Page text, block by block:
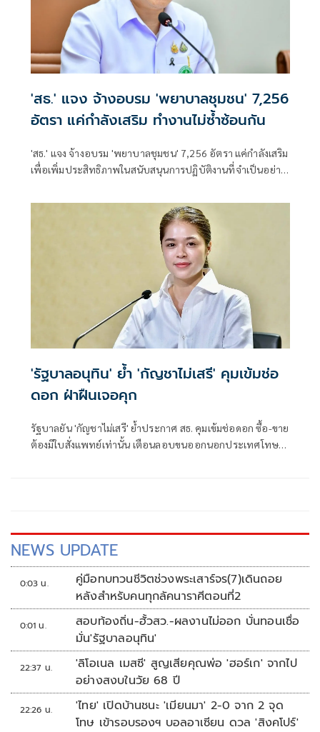
'สธ.' แจง จ้างอบรม 'พยาบาลชุมชน' 7,256
อัตรา แค่กำลังเสริม ทำงานไม่ซ้ำซ้อนกัน
'สธ.' แจง จ้างอบรม 'พยาบาลชุมชน' 7,256 อัตรา แค่กำลังเสริม
เพื่อเพิ่มประสิทธิภาพในสนับสนุนการปฏิบัติงานที่จำเป็นอย่าง
'รัฐบาลอนุทิน' ย้ำ 'กัญชาไม่เสรี' คุมเข้มช่อ
ดอก ฝ่าฝืนเจอคุก
รัฐบาลยัน 'กัญชาไม่เสรี' ย้ำประกาศ สธ. คุมเข้มช่อดอก ซื้อ-ขาย
ต้องมีใบสั่งแพทย์เท่านั้น เตือนลอบขนออกนอกประเทศโทษ
NEWS UPDATE
0:03 น.
คู่มือทบทวนชีวิตช่วงพระเสาร์จร(7)เดินถอย
หลังสำหรับคนทุกลัคนาราศีตอนที่2
0:01 น.
สอบท้องถิ่น-ฮั้วสว.-ผลงานไม่ออก บั่นทอนเชื่อ
มั่น'รัฐบาลอนุทิน'
22:37 น.
'ลิโอเนล เมสซี' สูญเสียคุณพ่อ 'ฮอร์เก' จากไป
อย่างสงบในวัย 68 ปี
22:26 น.
'ไทย' เปิดบ้านชนะ 'เมียนมา' 2-0 จาก 2 จุด
โทษ เข้ารอบรองฯ บอลอาเซียน ดวล 'สิงคโปร์'